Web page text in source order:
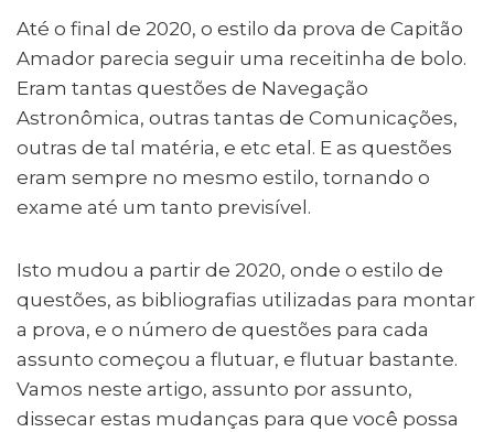
Até o final de 2020, o estilo da prova de Capitão
Amador parecia seguir uma receitinha de bolo.
Eram tantas questões de Navegação
Astronômica, outras tantas de Comunicações,
outras de tal matéria, e etc etal. E as questões
eram sempre no mesmo estilo, tornando o
exame até um tanto previsível.
Isto mudou a partir de 2020, onde o estilo de
questões, as bibliografias utilizadas para montar
a prova, e o número de questões para cada
assunto começou a flutuar, e flutuar bastante.
Vamos neste artigo, assunto por assunto,
dissecar estas mudanças para que você possa